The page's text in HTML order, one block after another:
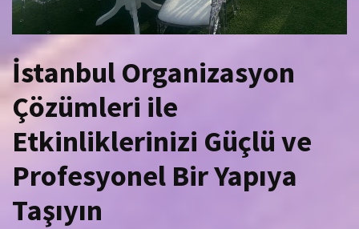
İstanbul Organizasyon
Çözümleri ile
Etkinliklerinizi Güçlü ve
Profesyonel Bir Yapıya
Taşıyın